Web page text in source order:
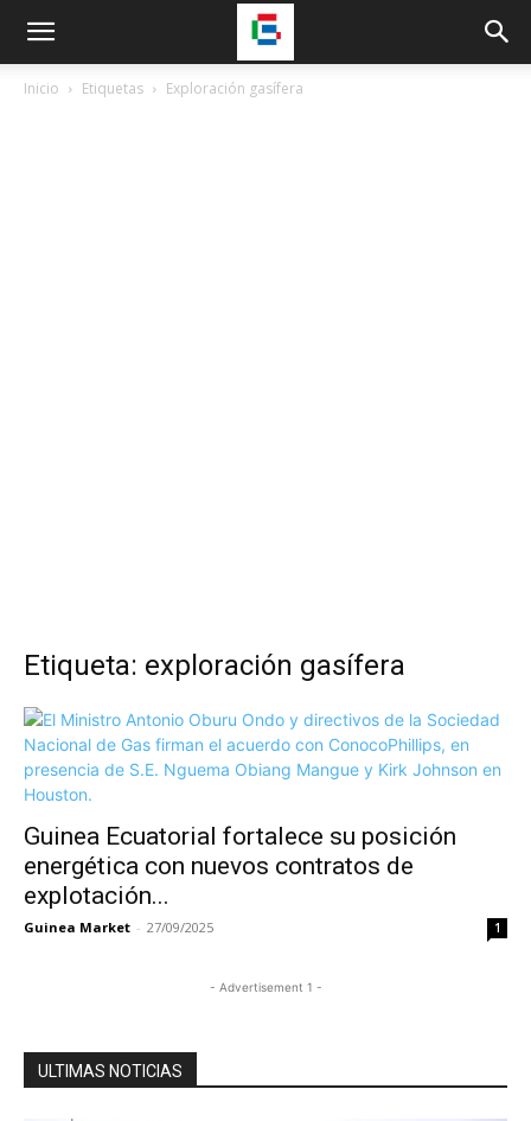
Inicio Etiquetas Exploración gasífera
Etiqueta: exploración gasífera
Guinea Ecuatorial fortalece su posición
energética con nuevos contratos de
explotación...
Guinea Market - 27/09/2025 1
- Advertisement 1 -
ULTIMAS NOTICIAS